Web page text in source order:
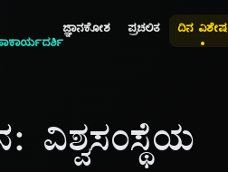
ಜ್ಞಾನಕೋಶ ಪ್ರಚಲಿತ ದಿನ ವಿಶೇಷ